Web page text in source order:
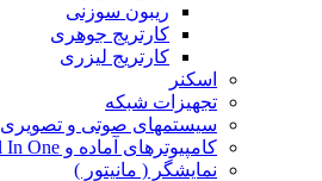
ریبون سوزنی
کارتریج جوهری
کارتریج لیزری
اسکنر
تجهیزات شبکه
سیستمهای صوتی و تصویری
کامپیوترهای آماده و All In One
نمایشگر ( مانیتور )